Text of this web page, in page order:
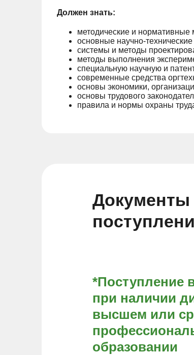
Должен знать:
методические и нормативные
основные научно-
системы и методы
методы выполнения
специальную научную и
современные средства
основы экономики,
основы трудового
правила и нормы охраны
Документы
*Поступление
при наличии
высшем или
образовании